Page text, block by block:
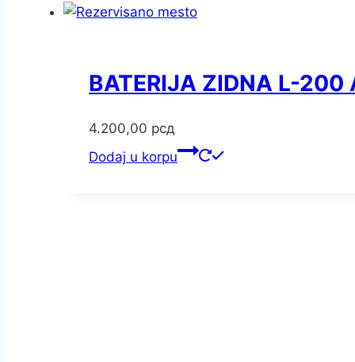
BATERIJA ZIDNA L-
4.200,00 рсд
Dodaj u korpu